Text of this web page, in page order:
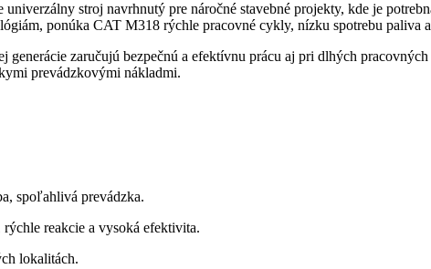
stroj navrhnutý pre náročné stavebné projekty, kde je
ponúka CAT M318 rýchle pracovné cykly, nízku spotrebu paliva
generácie zaručujú bezpečnú a efektívnu prácu aj pri dlhých
prevádzkovými nákladmi.
spoľahlivá prevádzka.
reakcie a vysoká efektivita.
lokalitách.